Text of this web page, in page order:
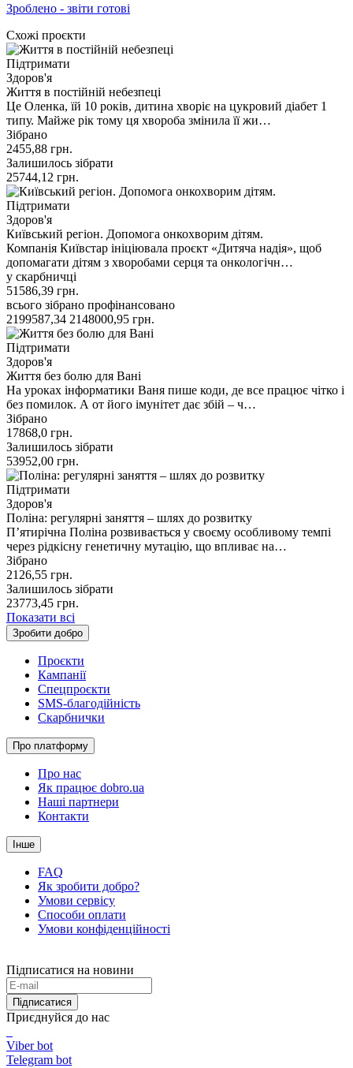
Зроблено - звіти готові
Схожі проєкти
Підтримати
Здоров'я
Життя в постійній небезпеці
Це Оленка, їй 10 років, дитина хворіє на цукровий діабет 1
типу. Майже рік тому ця хвороба змінила її жи…
Зібрано
2455,88 грн.
Залишилось зібрати
25744,12 грн.
Підтримати
Здоров'я
Київський регіон. Допомога онкохворим дітям.
Компанія Київстар ініціювала проєкт «Дитяча надія», щоб
допомагати дітям з хворобами серця та онкологічн…
у скарбничці
51586,39 грн.
всього зібрано профінансовано
2199587,34 2148000,95 грн.
Підтримати
Здоров'я
Життя без болю для Вані
На уроках інформатики Ваня пише коди, де все працює чітко і
без помилок. А от його імунітет дає збій – ч…
Зібрано
17868,0 грн.
Залишилось зібрати
53952,00 грн.
Підтримати
Здоров'я
Поліна: регулярні заняття – шлях до розвитку
П’ятирічна Поліна розвивається у своєму особливому темпі
через рідкісну генетичну мутацію, що впливає на…
Зібрано
2126,55 грн.
Залишилось зібрати
23773,45 грн.
Показати всі
Зробити добро
Проєкти
Кампанії
Спецпроєкти
SMS-благодійність
Скарбнички
Про платформу
Про нас
Як працює dobro.ua
Наші партнери
Контакти
Інше
FAQ
Як зробити добро?
Умови сервісу
Способи оплати
Умови конфіденційності
Підписатися на новини
Підписатися
Приєднуйся до нас
Viber bot
Telegram bot